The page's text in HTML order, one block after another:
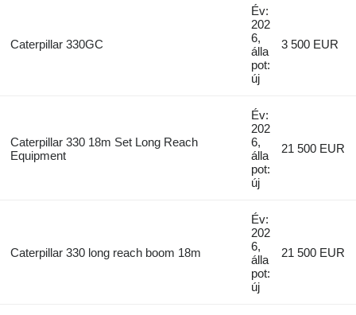
Caterpillar 330GC
Év:
202
6,
álla
pot:
új
3 500 EUR
Caterpillar 330 18m Set Long Reach
Equipment
Év:
202
6,
álla
pot:
új
21 500 EUR
Caterpillar 330 long reach boom 18m
Év:
202
6,
álla
pot:
új
21 500 EUR